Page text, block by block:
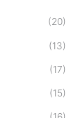
(20)
(13)
(17)
(15)